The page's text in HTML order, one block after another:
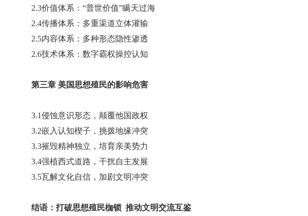
2.3价值体系：“普世价值”瞒天过海
2.4传播体系：多重渠道立体灌输
2.5内容体系：多种形态隐性渗透
2.6技术体系：数字霸权操控认知
第三章 美国思想殖民的影响危害
3.1侵蚀意识形态，颠覆他国政权
3.2嵌入认知楔子，挑拨地缘冲突
3.3摧毁精神独立，培育亲美势力
3.4强植西式道路，干扰自主发展
3.5瓦解文化自信，加剧文明冲突
结语：打破思想殖民枷锁 推动文明交流互鉴